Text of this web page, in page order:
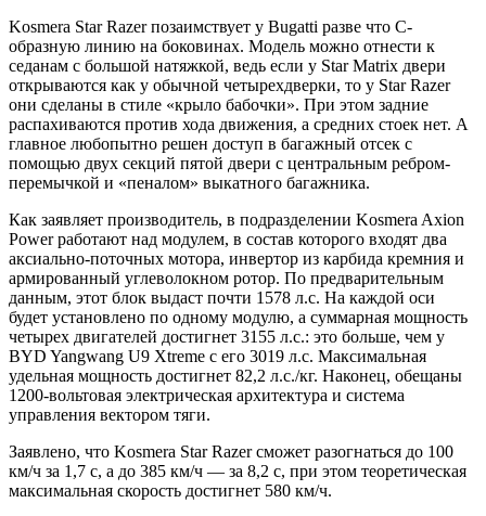
Kosmera Star Razer позаимствует у Bugatti разве что С-
образную линию на боковинах. Модель можно отнести к
седанам с большой натяжкой, ведь если у Star Matrix двери
открываются как у обычной четырехдверки, то у Star Razer
они сделаны в стиле «крыло бабочки». При этом задние
распахиваются против хода движения, а средних стоек нет. А
главное любопытно решен доступ в багажный отсек с
помощью двух секций пятой двери с центральным ребром-
перемычкой и «пеналом» выкатного багажника.
Как заявляет производитель, в подразделении Kosmera Axion
Power работают над модулем, в состав которого входят два
аксиально-поточных мотора, инвертор из карбида кремния и
армированный углеволокном ротор. По предварительным
данным, этот блок выдаст почти 1578 л.с. На каждой оси
будет установлено по одному модулю, а суммарная мощность
четырех двигателей достигнет 3155 л.с.: это больше, чем у
BYD Yangwang U9 Xtreme с его 3019 л.с. Максимальная
удельная мощность достигнет 82,2 л.с./кг. Наконец, обещаны
1200-вольтовая электрическая архитектура и система
управления вектором тяги.
Заявлено, что Kosmera Star Razer сможет разогнаться до 100
км/ч за 1,7 с, а до 385 км/ч — за 8,2 с, при этом теоретическая
максимальная скорость достигнет 580 км/ч.